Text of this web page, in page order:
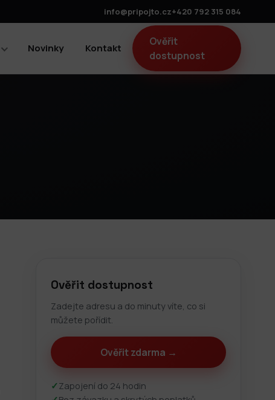
info@pripojto.cz+420 792 315 084
Novinky Kontakt
Ověřit
dostupnost
Ověřit dostupnost
Zadejte adresu a do minuty víte, co si
můžete pořídit.
Ověřit zdarma →
✓Zapojení do 24 hodin